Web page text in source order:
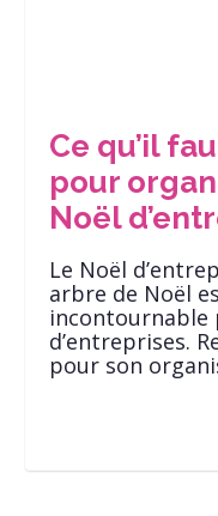
Ce qu’il
pour
Noël
Le Noël
arbre de Noël
incontournable
d’entreprises.
pour son